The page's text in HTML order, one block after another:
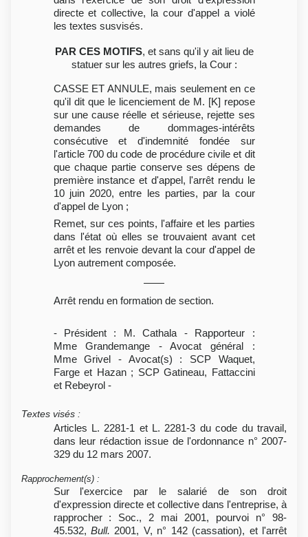
directe et collective, la cour d'appel a violé
les textes susvisés.
PAR CES MOTIFS, et sans qu'il y ait lieu de
statuer sur les autres griefs, la Cour :
CASSE ET ANNULE, mais seulement en ce
qu'il dit que le licenciement de M. [K] repose
sur une cause réelle et sérieuse, rejette ses
demandes de dommages-intérêts
consécutive et d'indemnité fondée sur
l'article 700 du code de procédure civile et dit
que chaque partie conserve ses dépens de
première instance et d'appel, l'arrêt rendu le
10 juin 2020, entre les parties, par la cour
d'appel de Lyon ;
Remet, sur ces points, l'affaire et les parties
dans l'état où elles se trouvaient avant cet
arrêt et les renvoie devant la cour d'appel de
Lyon autrement composée.
Arrêt rendu en formation de section.
- Président : M. Cathala - Rapporteur :
Mme Grandemange - Avocat général :
Mme Grivel - Avocat(s) : SCP Waquet,
Farge et Hazan ; SCP Gatineau, Fattaccini
et Rebeyrol -
Textes visés :
Articles L. 2281-1 et L. 2281-3 du code du travail,
dans leur rédaction issue de l'ordonnance n° 2007-
329 du 12 mars 2007.
Rapprochement(s) :
Sur l'exercice par le salarié de son droit
d'expression directe et collective dans l'entreprise, à
rapprocher : Soc., 2 mai 2001, pourvoi n° 98-
45.532, Bull. 2001, V, n° 142 (cassation), et l'arrêt